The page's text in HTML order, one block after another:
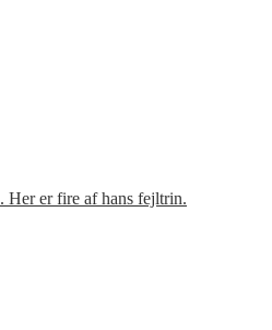
Her er fire af hans fejltrin.